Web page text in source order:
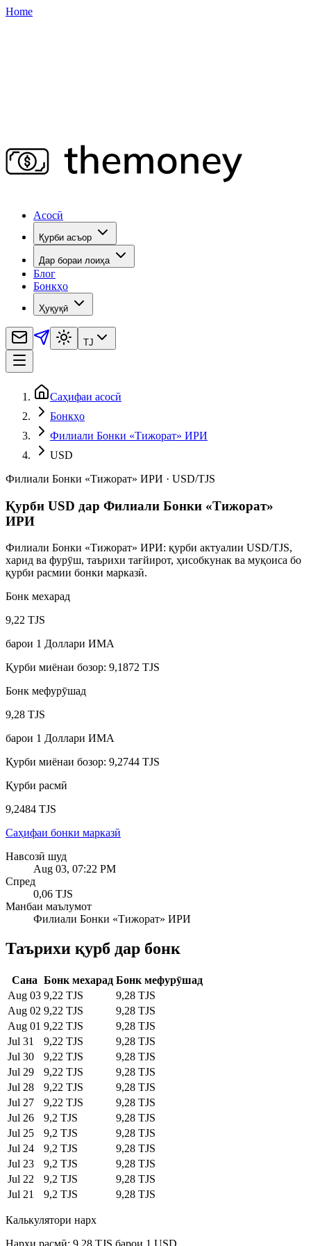
Home
Асосӣ
Қурби асъор
Дар бораи лоиҳа
Блог
Бонкҳо
Ҳуқуқӣ
TJ
Саҳифаи асосӣ
Бонкҳо
Филиали Бонки «Тижорат» ИРИ
USD
Филиали Бонки «Тижорат» ИРИ · USD/TJS
Қурби USD дар Филиали Бонки «Тижорат»
ИРИ
Филиали Бонки «Тижорат» ИРИ: қурби актуалии USD/TJS,
харид ва фурӯш, таърихи тағйирот, ҳисобкунак ва муқоиса бо
қурби расмии бонки марказӣ.
Бонк мехарад
9,22 TJS
барои 1 Доллари ИМА
Қурби миёнаи бозор: 9,1872 TJS
Бонк мефурӯшад
9,28 TJS
барои 1 Доллари ИМА
Қурби миёнаи бозор: 9,2744 TJS
Қурби расмӣ
9,2484 TJS
Саҳифаи бонки марказӣ
Навсозӣ шуд
Aug 03, 07:22 PM
Спред
0,06 TJS
Манбаи маълумот
Филиали Бонки «Тижорат» ИРИ
Таърихи қурб дар бонк
Сана Бонк мехарад Бонк мефурӯшад
Aug 03 9,22 TJS
9,28 TJS
Aug 02 9,22 TJS
9,28 TJS
Aug 01 9,22 TJS
9,28 TJS
Jul 31
9,22 TJS
9,28 TJS
Jul 30
9,22 TJS
9,28 TJS
Jul 29
9,22 TJS
9,28 TJS
Jul 28
9,22 TJS
9,28 TJS
Jul 27
9,22 TJS
9,28 TJS
Jul 26
9,2 TJS
9,28 TJS
Jul 25
9,2 TJS
9,28 TJS
Jul 24
9,2 TJS
9,28 TJS
Jul 23
9,2 TJS
9,28 TJS
Jul 22
9,2 TJS
9,28 TJS
Jul 21
9,2 TJS 9,28 TJS
Калькулятори нарх